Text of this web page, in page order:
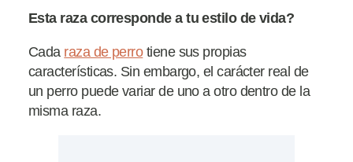
Esta raza corresponde a tu estilo de vida?
Cada raza de perrotiene sus propias
características. Sin embargo, el carácter real de
un perro puede variar de uno a otro dentro de la
misma raza.